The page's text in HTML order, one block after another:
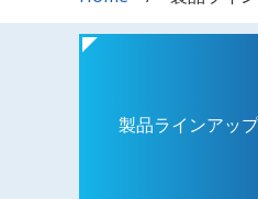
製品ラインアップ